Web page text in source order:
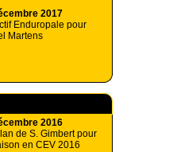
2017
Enduropale pour
Martens
2016
de S. Gimbert pour
en CEV 2016